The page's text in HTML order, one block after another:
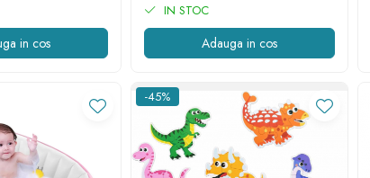
in cos
IN STOC
Adauga in cos
-45%